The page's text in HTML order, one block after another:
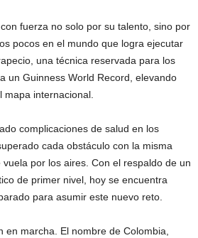
fuerza no solo por su talento, sino por
pocos en el mundo que logra ejecutar
una técnica reservada para los
un Guinness World Record, elevando
mapa internacional.
complicaciones de salud en los
cada obstáculo con la misma
por los aires. Con el respaldo de un
de primer nivel, hoy se encuentra
para asumir este nuevo reto.
en marcha. El nombre de Colombia,